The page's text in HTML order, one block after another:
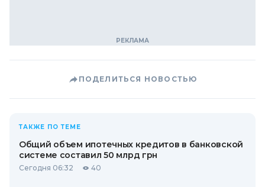
ПОДЕЛИТЬСЯ НОВОСТЬЮ
ТАКЖЕ ПО ТЕМЕ
Общий объем ипотечных кредитов в банковской
системе составил 50 млрд грн
Сегодня 06:32 40